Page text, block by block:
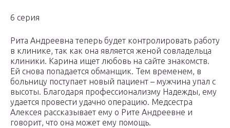
6 серия
Рита Андреевна теперь будет контролировать работу
в клинике, так как она является женой совладельца
клиники. Карина ищет любовь на сайте знакомств.
Ей снова попадается обманщик. Тем временем, в
больницу поступает новый пациент – мужчина упал с
высоты. Благодаря профессионализму Надежды, ему
удается провести удачно операцию. Медсестра
Алексея рассказывает ему о Рите Андреевне и
говорит, что она может ему помощь.